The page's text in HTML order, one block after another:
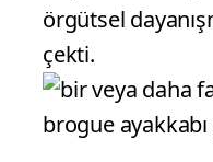
örgütsel
çekti.